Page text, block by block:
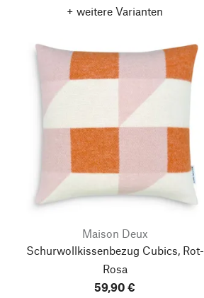
+ weitere Varianten
Maison Deux
Schurwollkissenbezug Cubics, Rot-
Rosa
59,90 €